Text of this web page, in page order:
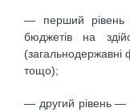
— перший рівень
бюджетів на
(загальнодержавні
тощо);
— другий рівень —